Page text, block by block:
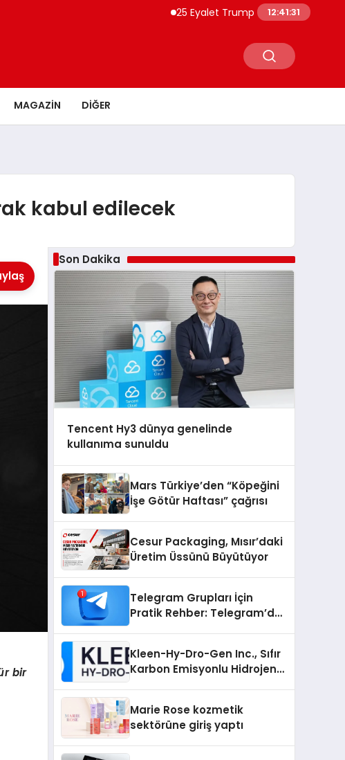
25 Eyalet Trump Yönetiminin Tarife Kararını
12:41:32
MAGAZIN DIĞER
kabul edilecek
r bir
Son Dakika
Tencent Hy3 dünya genelinde
kullanıma sunuldu
Mars Türkiye’den “Köpeğini
İşe Götür Haftası” çağrısı
Cesur Packaging, Mısır’daki
Üretim Üssünü Büyütüyor
Telegram Grupları İçin
Pratik Rehber: Telegram’da
Kleen-Hy-Dro-Gen Inc., Sıfır
Karbon Emisyonlu Hidrojen
Aldı
Marie Rose kozmetik
sektörüne giriş yaptı